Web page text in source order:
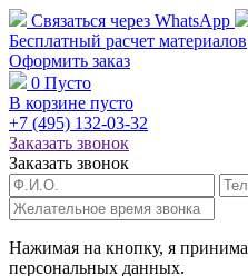
Связаться через WhatsApp
Бесплатный расчет материалов
Оформить заказ
0 Пусто
В корзине пусто
+7 (495) 132-03-32
Заказать звонок
Заказать звонок
Нажимая на кнопку, я
персональных данных.